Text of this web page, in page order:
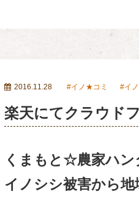
2016.11.28 イノ★コミ イ
楽天にてクラウド
くまもと☆農家ハン
イノシシ被害から地